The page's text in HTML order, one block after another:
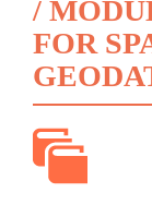
/
FOR